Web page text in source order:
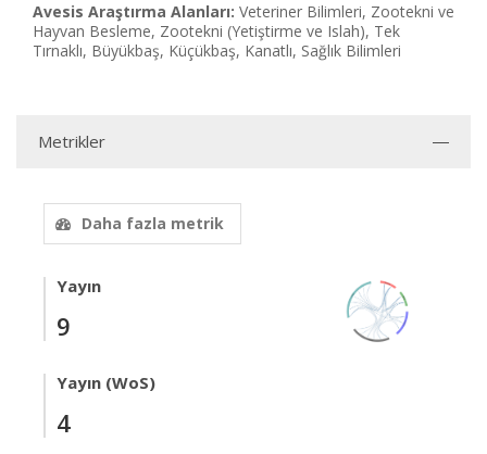
Avesis Araştırma Alanları: Veteriner Bilimleri, Zootekni ve
Hayvan Besleme, Zootekni (Yetiştirme ve Islah), Tek
Tırnaklı, Büyükbaş, Küçükbaş, Kanatlı, Sağlık Bilimleri
Metrikler
Daha fazla metrik
Yayın
9
Yayın (WoS)
4